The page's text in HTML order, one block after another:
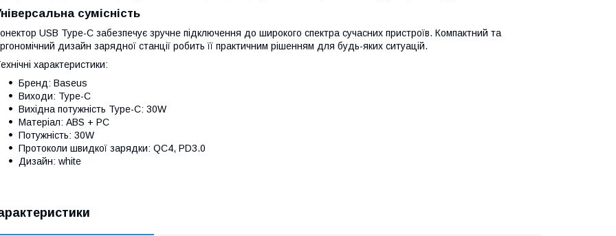
сумісність
USB Type-C забезпечує зручне підключення до широкого спектра сучасних пристроїв. Компактний та
дизайн зарядної станції робить її практичним рішенням для будь-яких ситуацій.
характеристики:
Бренд: Baseus
Виходи: Type-C
Вихідна потужність Type-C: 30W
Матеріал: ABS + PC
Потужність: 30W
Протоколи швидкої зарядки: QC4, PD3.0
Дизайн: white